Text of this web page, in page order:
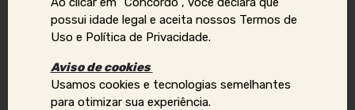
🟢 ONLINE
21 anos
possui idade legal e aceita nossos Termos de
Uso e Política de Privacidade.
Aviso de cookies
Usamos cookies e tecnologias semelhantes
para otimizar sua experiência.